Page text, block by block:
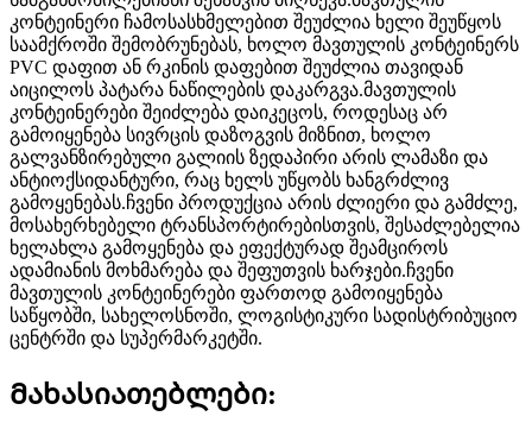
კონტეინერი ჩამოსასხმელებით შეუძლია ხელი შეუწყოს
საამქროში შემობრუნებას, ხოლო მავთულის კონტეინერს
PVC დაფით ან რკინის დაფებით შეუძლია თავიდან
აიცილოს პატარა ნაწილების დაკარგვა.მავთულის
კონტეინერები შეიძლება დაიკეცოს, როდესაც არ
გამოიყენება სივრცის დაზოგვის მიზნით, ხოლო
გალვანზირებული გალიის ზედაპირი არის ლამაზი და
ანტიოქსიდანტური, რაც ხელს უწყობს ხანგრძლივ
გამოყენებას.ჩვენი პროდუქცია არის ძლიერი და გამძლე,
მოსახერხებელი ტრანსპორტირებისთვის, შესაძლებელია
ხელახლა გამოყენება და ეფექტურად შეამციროს
ადამიანის მოხმარება და შეფუთვის ხარჯები.ჩვენი
მავთულის კონტეინერები ფართოდ გამოიყენება
საწყობში, სახელოსნოში, ლოგისტიკური სადისტრიბუციო
ცენტრში და სუპერმარკეტში.
Მახასიათებლები: